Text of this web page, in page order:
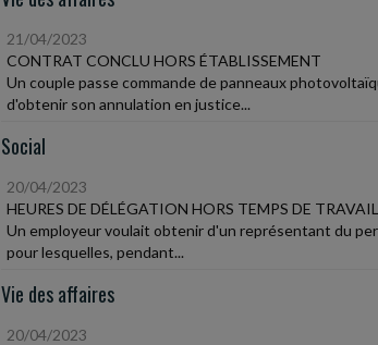
21/04/2023
CONTRAT CONCLU HORS ÉTABLISSEMENT
Un couple passe commande de panneaux
d'obtenir son annulation en justice...
Social
20/04/2023
HEURES DE DÉLÉGATION HORS TEMPS DE
Un employeur voulait obtenir d'un représentant du
pour lesquelles, pendant...
Vie des affaires
20/04/2023